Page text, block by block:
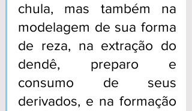
chula, mas também na
modelagem de sua forma
de reza, na extração do
dendê, preparo e
consumo de seus
derivados, e na formação